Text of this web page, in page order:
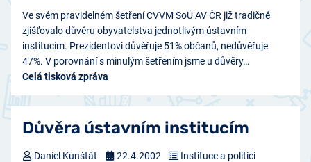
Ve svém pravidelném šetření CVVM SoÚ AV ČR již tradičně
zjišťovalo důvěru obyvatelstva jednotlivým ústavním
institucím. Prezidentovi důvěřuje 51% občanů, nedůvěřuje
47%. V porovnání s minulým šetřením jsme u důvěry…
Celá tisková zpráva
Důvěra ústavním institucím
Daniel Kunštát 22.4.2002 Instituce a politici